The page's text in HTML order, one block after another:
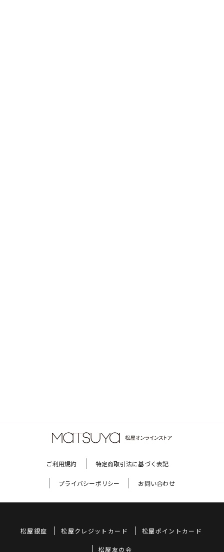
ご利用規約 特定商取引法に基づく表記
プライバシーポリシー お問い合わせ
松屋銀座 松屋クレジットカード 松屋ポイントカード
松屋友の会